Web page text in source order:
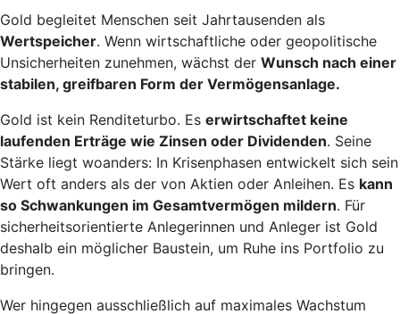
Gold begleitet Menschen seit Jahrtausenden als
Wertspeicher. Wenn wirtschaftliche oder geopolitische
Unsicherheiten zunehmen, wächst der Wunsch nach einer
stabilen, greifbaren Form der Vermögensanlage.
Gold ist kein Renditeturbo. Es erwirtschaftet keine
laufenden Erträge wie Zinsen oder Dividenden. Seine
Stärke liegt woanders: In Krisenphasen entwickelt sich sein
Wert oft anders als der von Aktien oder Anleihen. Es kann
so Schwankungen im Gesamtvermögen mildern. Für
sicherheitsorientierte Anlegerinnen und Anleger ist Gold
deshalb ein möglicher Baustein, um Ruhe ins Portfolio zu
bringen.
Wer hingegen ausschließlich auf maximales Wachstum